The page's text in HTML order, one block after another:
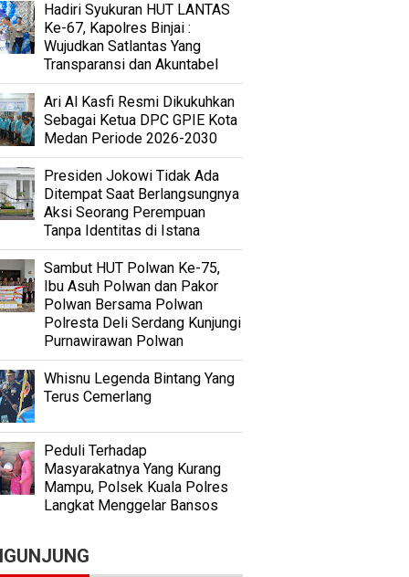
Hadiri Syukuran HUT LANTAS
Ke-67, Kapolres Binjai :
Wujudkan Satlantas Yang
Transparansi dan Akuntabel
Ari Al Kasfi Resmi Dikukuhkan
Sebagai Ketua DPC GPIE Kota
Medan Periode 2026-2030
Presiden Jokowi Tidak Ada
Ditempat Saat Berlangsungnya
Aksi Seorang Perempuan
Tanpa Identitas di Istana
Sambut HUT Polwan Ke-75,
Ibu Asuh Polwan dan Pakor
Polwan Bersama Polwan
Polresta Deli Serdang Kunjungi
Purnawirawan Polwan
Whisnu Legenda Bintang Yang
Terus Cemerlang
Peduli Terhadap
Masyarakatnya Yang Kurang
Mampu, Polsek Kuala Polres
Langkat Menggelar Bansos